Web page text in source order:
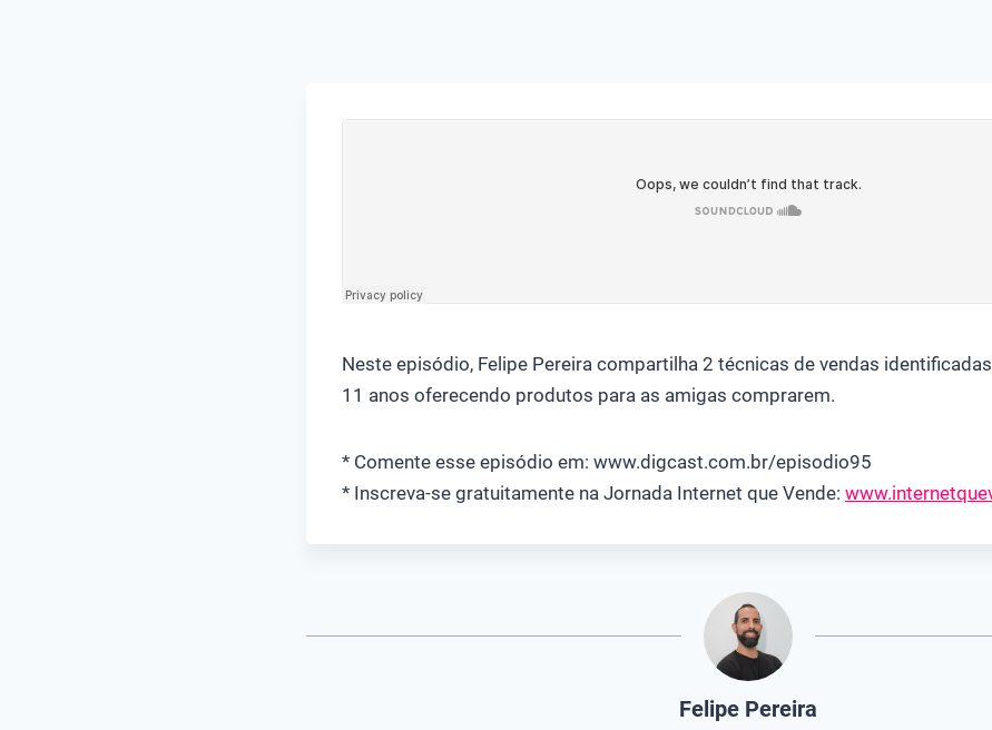
Neste episódio, Felipe Pereira compartilha 2 técnicas de vendas
11 anos oferecendo produtos para as amigas comprarem.
* Comente esse episódio em: www.digcast.com.br/episodio95
* Inscreva-se gratuitamente na Jornada Internet que Vende:
Felipe Pereira